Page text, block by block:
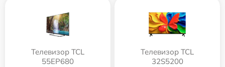
Телевизор TCL
55EP680
Телевизор TCL
32S5200